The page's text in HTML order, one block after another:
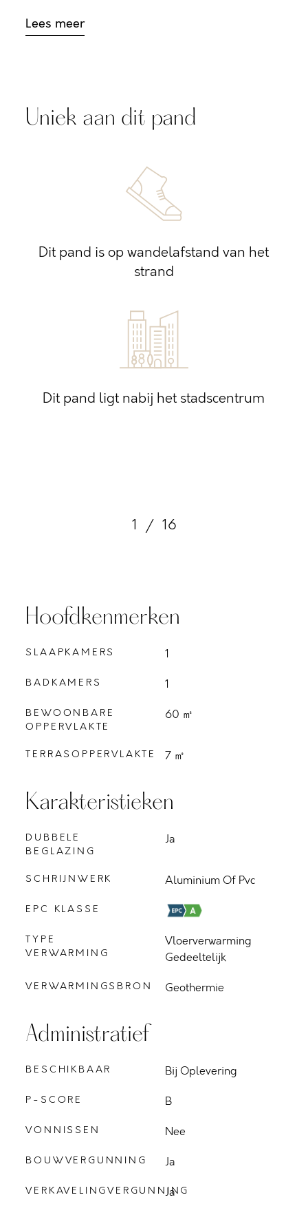
Lees meer
Uniek aan dit pand
Dit pand is op wandelafstand van het
strand
Dit pand ligt nabij het stadscentrum
1 / 16
Hoofdkenmerken
SLAAPKAMERS 1
BADKAMERS 1
BEWOONBARE
OPPERVLAKTE
60 ㎡
TERRASOPPERVLAKTE 7 ㎡
Karakteristieken
DUBBELE
BEGLAZING
Ja
SCHRIJNWERK Aluminium Of Pvc
EPC KLASSE
TYPE
VERWARMING
Vloerverwarming
Gedeeltelijk
VERWARMINGSBRON Geothermie
Administratief
BESCHIKBAAR Bij Oplevering
P-SCORE B
VONNISSEN Nee
BOUWVERGUNNING Ja
VERKAVELINGVERGUNNING
Ja